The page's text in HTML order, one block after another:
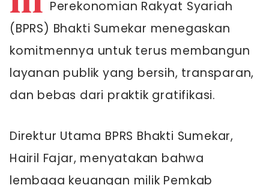
Perekonomian Rakyat Syariah
(BPRS) Bhakti Sumekar menegaskan
komitmennya untuk terus membangun
layanan publik yang bersih, transparan,
dan bebas dari praktik gratifikasi.
Direktur Utama BPRS Bhakti Sumekar,
Hairil Fajar, menyatakan bahwa
lembaga keuangan milik Pemkab